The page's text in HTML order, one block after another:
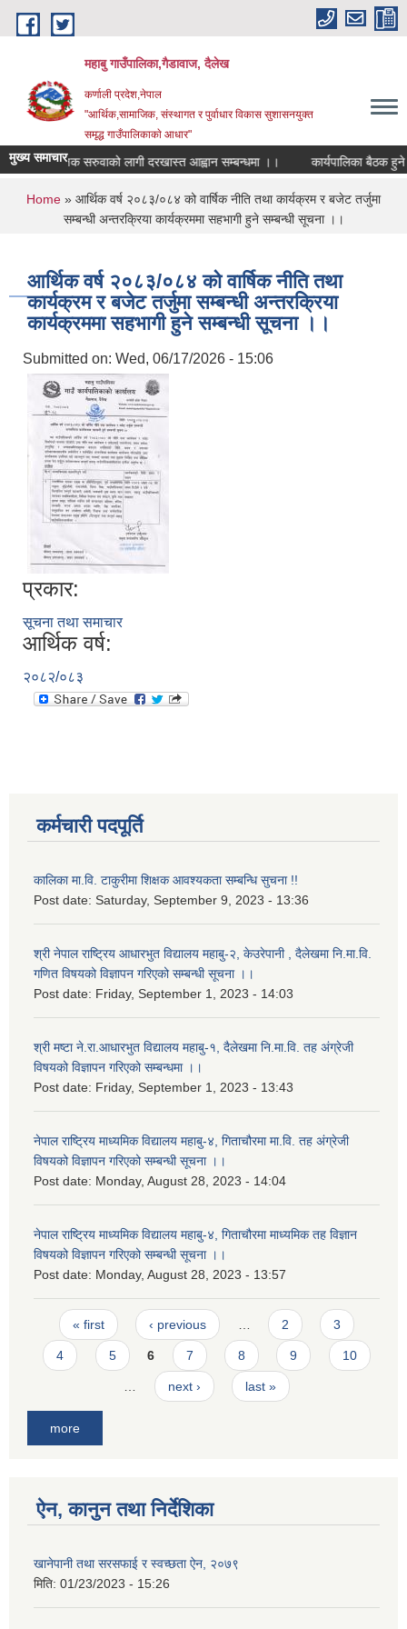
Skip to main content
महाबु गाउँपालिका,गैडावाज, दैलेख
कर्णाली प्रदेश,नेपाल
"आर्थिक,सामाजिक, संस्थागत र पुर्वाधार विकास सुशासनयुक्त
समृद्ध गाउँपालिकाकाे आधार"
मुख्य समाचार
शिक्षक सरुवाको लागी दरखास्त आह्वान सम्बन्धमा ।। कार्यपालिका बैठक हुने
You are here
Home » आर्थिक वर्ष २०८३/०८४ को वार्षिक नीति तथा कार्यक्रम र बजेट तर्जुमा
सम्बन्धी अन्तरक्रिया कार्यक्रममा सहभागी हुने सम्बन्धी सूचना ।।
आर्थिक वर्ष २०८३/०८४ को वार्षिक नीति तथा
कार्यक्रम र बजेट तर्जुमा सम्बन्धी अन्तरक्रिया
कार्यक्रममा सहभागी हुने सम्बन्धी सूचना ।।
Submitted on: Wed, 06/17/2026 - 15:06
प्रकार:
सूचना तथा समाचार
आर्थिक वर्ष:
२०८२/०८३
कर्मचारी पदपूर्ति
कालिका मा.वि. टाकुरीमा शिक्षक आवश्यकता सम्बन्धि सुचना !!
Post date: Saturday, September 9, 2023 - 13:36
श्री नेपाल राष्ट्रिय आधारभुत विद्यालय महाबु-२, केउरेपानी , दैलेखमा नि.मा.वि.
गणित विषयको विज्ञापन गरिएको सम्बन्धी सूचना ।।
Post date: Friday, September 1, 2023 - 14:03
श्री मष्टा ने.रा.आधारभुत विद्यालय महाबु-१, दैलेखमा नि.मा.वि. तह अंग्रेजी
विषयको विज्ञापन गरिएको सम्बन्धमा ।।
Post date: Friday, September 1, 2023 - 13:43
नेपाल राष्ट्रिय माध्यमिक विद्यालय महाबु-४, गिताचौरमा मा.वि. तह अंग्रेजी
विषयको विज्ञापन गरिएको सम्बन्धी सूचना ।।
Post date: Monday, August 28, 2023 - 14:04
नेपाल राष्ट्रिय माध्यमिक विद्यालय महाबु-४, गिताचौरमा माध्यमिक तह विज्ञान
विषयको विज्ञापन गरिएको सम्बन्धी सूचना ।।
Post date: Monday, August 28, 2023 - 13:57
Pages
« first ‹ previous 2 3
4 5 6 7 8 9 10
next › last »
more
ऐन, कानुन तथा निर्देशिका
खानेपानी तथा सरसफाई र स्वच्छता ऐन, २०७९
मिति: 01/23/2023 - 15:26